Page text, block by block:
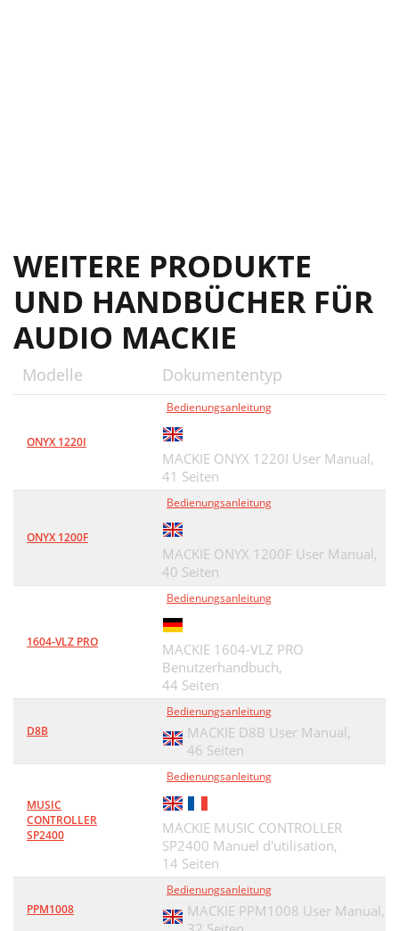
WEITERE PRODUKTE
UND HANDBÜCHER FÜR
AUDIO MACKIE
Modelle Dokumententyp
ONYX 1220I
Bedienungsanleitung
MACKIE ONYX 1220I User Manual,
41 Seiten
ONYX 1200F
Bedienungsanleitung
MACKIE ONYX 1200F User Manual,
40 Seiten
1604-VLZ PRO
Bedienungsanleitung
MACKIE 1604-VLZ PRO
Benutzerhandbuch,
44 Seiten
D8B
Bedienungsanleitung
MACKIE D8B User Manual,
46 Seiten
MUSIC
CONTROLLER
SP2400
Bedienungsanleitung
MACKIE MUSIC CONTROLLER
SP2400 Manuel d'utilisation,
14 Seiten
PPM1008
Bedienungsanleitung
MACKIE PPM1008 User Manual,